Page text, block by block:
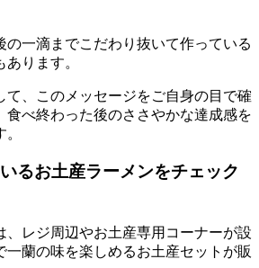
の一滴までこだわり抜いて作っている
あります。
て、この メッセージをご自身の目で確
食べ終わった後のささやかな達成感を
るお土産ラーメンをチェック
、レジ周辺やお土産専用コーナーが設
一蘭の味を楽しめるお土産セット が販